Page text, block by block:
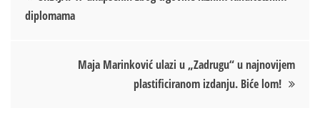
чланка
diplomama
Maja Marinković ulazi u „Zadrugu“ u najnovijem
plastificiranom izdanju. Biće lom!